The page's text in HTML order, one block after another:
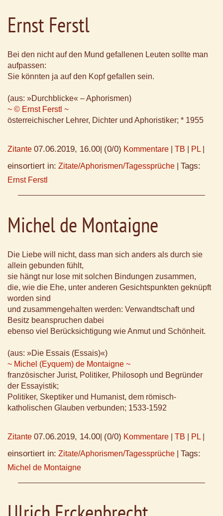
Ernst Ferstl
Bei den nicht auf den Mund gefallenen Leuten sollte man
aufpassen:
Sie könnten ja auf den Kopf gefallen sein.
(aus: »Durchblicke« – Aphorismen)
~ © Ernst Ferstl ~
österreichischer Lehrer, Dichter und Aphoristiker; * 1955
Zitante 07.06.2019, 16.00 (0/0) Kommentare TB PL
einsortiert in: Zitate/Aphorismen/Tagessprüche Tags:
Ernst Ferstl
Michel de Montaigne
Die Liebe will nicht, dass man sich anders als durch sie
allein gebunden fühlt,
sie hängt nur lose mit solchen Bindungen zusammen,
die, wie die Ehe, unter anderen Gesichtspunkten geknüpft
worden sind
und zusammengehalten werden: Verwandtschaft und
Besitz beanspruchen dabei
ebenso viel Berücksichtigung wie Anmut und Schönheit.
(aus: »Die Essais (Essais)«)
~ Michel (Eyquem) de Montaigne ~
französischer Jurist, Politiker, Philosoph und Begründer
der Essayistik;
Politiker, Skeptiker und Humanist, dem römisch-
katholischen Glauben verbunden; 1533-1592
Zitante 07.06.2019, 14.00 (0/0) Kommentare TB PL
einsortiert in: Zitate/Aphorismen/Tagessprüche Tags:
Michel de Montaigne